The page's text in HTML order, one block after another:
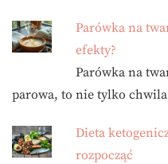
Parówka na
efekty?
Parówka na
parowa, to nie tylko
Dieta
rozpocząć